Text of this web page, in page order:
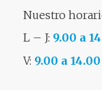
Nuestro
L – J: 9.00 a
V: 9.00 a 14.00